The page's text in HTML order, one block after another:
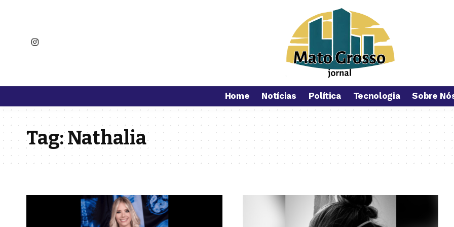
Home Notícias Política Tecnologia Sobre
Tag:Nathalia